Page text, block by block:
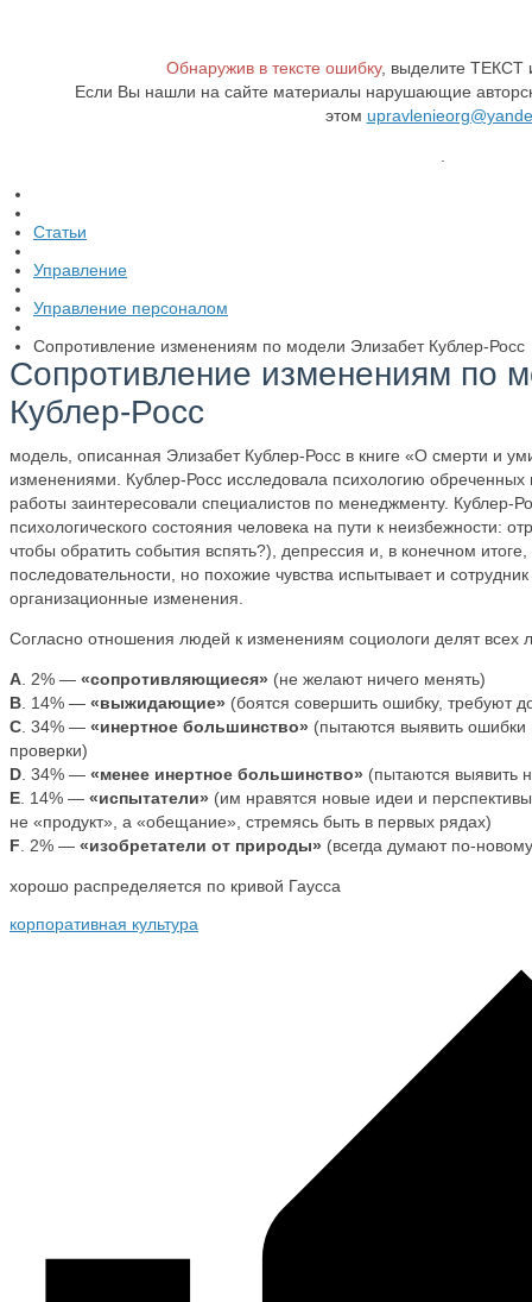
Обнаружив в тексте ошибку, выделите ТЕКСТ
Если Вы нашли на сайте материалы нарушающие
этом
Статьи
Управление
Управление персоналом
Сопротивление изменениям по модели Элизабет Кублер-Росс
Сопротивление изменениям по
Кублер-Росс
модель, описанная Элизабет Кублер-Росс в книге «О смерти и
изменениями. Кублер-Росс исследовала психологию
работы заинтересовали специалистов по менеджменту. Кублер-
психологического состояния человека на пути к неизбежности:
чтобы обратить события вспять?), депрессия и, в конечном
последовательности, но похожие чувства испытывает и
организационные изменения.
Согласно отношения людей к изменениям социологи делят всех
A . 2% — «сопротивляющиеся» (не желают ничего менять)
B . 14% — «выжидающие» (боятся совершить ошибку, требуют
C . 34% — «инертное большинство» (пытаются выявить ошибки
проверки)
D . 34% — «менее инертное большинство» (пытаются выявить
E . 14% — «испытатели» (им нравятся новые идеи и
не «продукт», а «обещание», стремясь быть в первых рядах)
F . 2% — «изобретатели от природы» (всегда думают по-
хорошо распределяется по кривой Гаусса
корпоративная культура